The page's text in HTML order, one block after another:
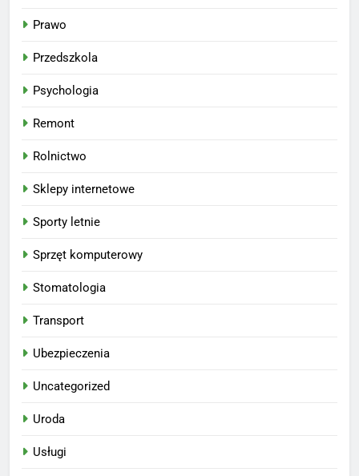
Prawo
Przedszkola
Psychologia
Remont
Rolnictwo
Sklepy internetowe
Sporty letnie
Sprzęt komputerowy
Stomatologia
Transport
Ubezpieczenia
Uncategorized
Uroda
Usługi